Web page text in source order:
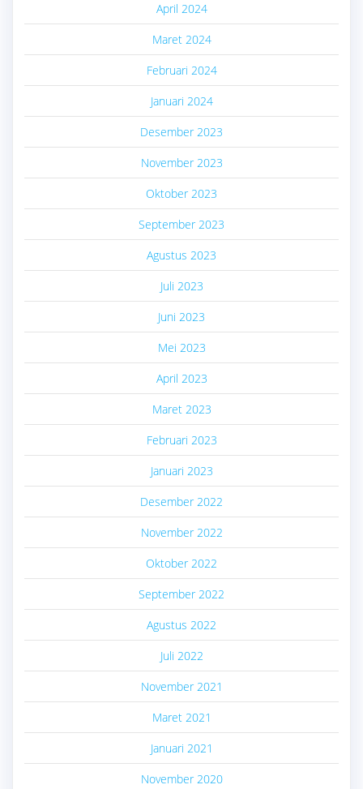
April 2024
Maret 2024
Februari 2024
Januari 2024
Desember 2023
November 2023
Oktober 2023
September 2023
Agustus 2023
Juli 2023
Juni 2023
Mei 2023
April 2023
Maret 2023
Februari 2023
Januari 2023
Desember 2022
November 2022
Oktober 2022
September 2022
Agustus 2022
Juli 2022
November 2021
Maret 2021
Januari 2021
November 2020